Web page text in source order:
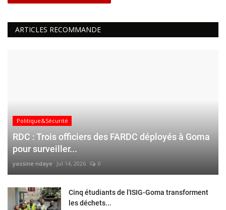
ARTICLES RECOMMANDE
Politique&Sécurité
RDC : Trois officiers des FARDC déployés à Goma
pour surveiller...
yassine ndaye Jul 14, 2026 0
Cinq étudiants de l'ISIG-Goma transforment
les déchets...